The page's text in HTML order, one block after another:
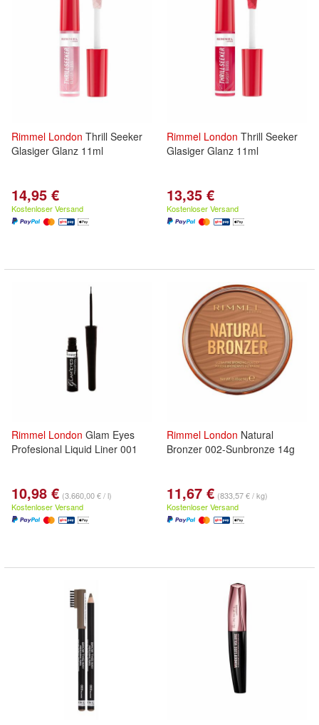
Rimmel London Thrill Seeker
Glasiger Glanz 11ml
14,95 €
Kostenloser Versand
Rimmel London Thrill Seeker
Glasiger Glanz 11ml
13,35 €
Kostenloser Versand
Rimmel London Glam Eyes
Profesional Liquid Liner 001
10,98 € (3.660,00 € / l)
Kostenloser Versand
Rimmel London Natural
Bronzer 002-Sunbronze 14g
11,67 € (833,57 € / kg)
Kostenloser Versand